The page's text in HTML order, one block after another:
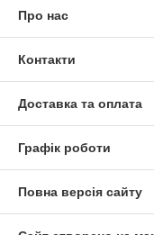
Про нас
Контакти
Доставка та оплата
Графік роботи
Повна версія сайту